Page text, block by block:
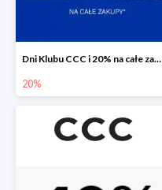
Dni Klubu CCC i 20% na całe zakupy
20%